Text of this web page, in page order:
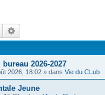
Rechercher
2026-2027
2026, 18:02 » dans Vie du CLub
Jeune